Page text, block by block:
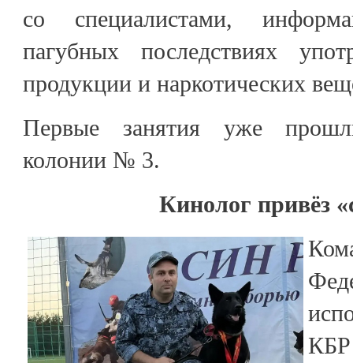
со специалистами,
пагубных последствиях
продукции и наркотических
Первые занятия уже
колонии № 3.
Кинолог привёз